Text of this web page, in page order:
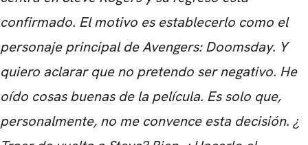
confirmado. El motivo es establecerlo como el
personaje principal de Avengers: Doomsday. Y
quiero aclarar que no pretendo ser negativo. He
oído cosas buenas de la película. Es solo que,
personalmente, no me convence esta decisión. ¿